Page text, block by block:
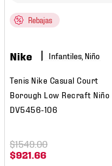
Rebajas
Nike Infantiles, Niño
Tenis Nike Casual Court
Borough Low Recraft Niño
DV5456-106
$921 .66
$1549.00